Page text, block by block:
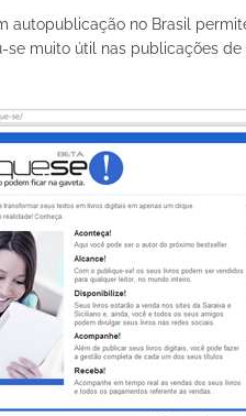
autopublicação no Brasil
se muito útil nas publicações